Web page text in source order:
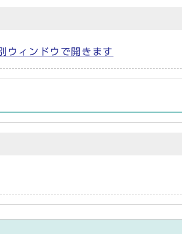
ィンドウで開きます